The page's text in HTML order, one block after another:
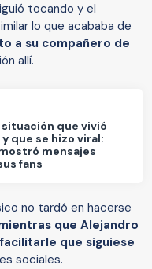
tocando y el
lo que acababa de
a su compañero de
allí.
que vivió
que se hizo viral:
mensajes
fans
no tardó en hacerse
que Alejandro
que siguiese
sociales.